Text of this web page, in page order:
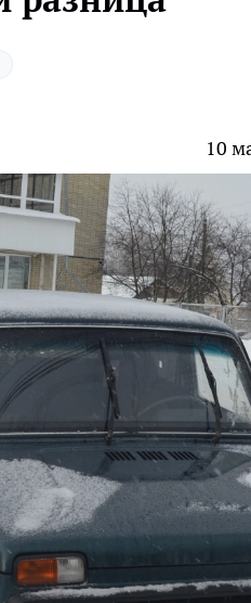
10